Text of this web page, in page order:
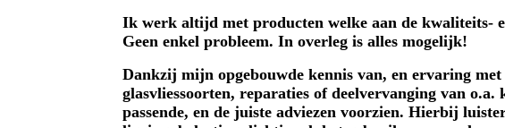
Ik werk altijd met producten welke aan de kwaliteits-
Geen enkel probleem. In overleg is alles mogelijk!
Dankzij mijn opgebouwde kennis van, en ervaring met
glasvliessoorten, reparaties of deelvervanging van
passende, en de juiste adviezen voorzien. Hierbij